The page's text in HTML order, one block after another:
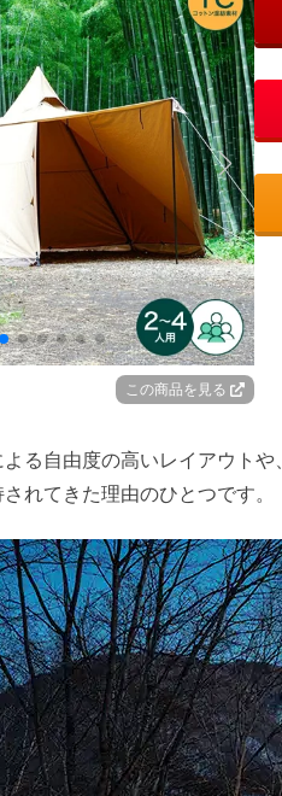
この商品を見る
る自由度の高いレイアウトや、
れてきた理由のひとつです。